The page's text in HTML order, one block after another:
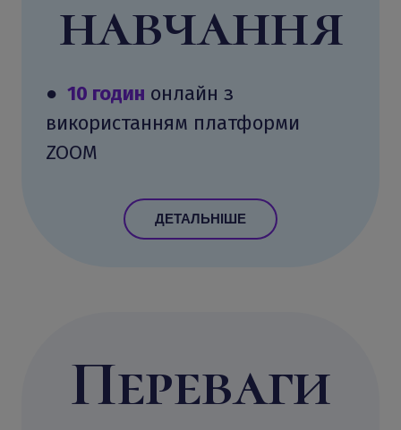
навчання
● 10 годин онлайн з
використанням платформи
ZOOM
ДЕТАЛЬНІШЕ
Переваги